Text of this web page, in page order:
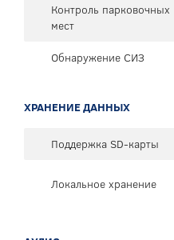
Контроль парковочных
мест
Обнаружение СИЗ
ХРАНЕНИЕ ДАННЫХ
Поддержка SD-карты
Локальное хранение